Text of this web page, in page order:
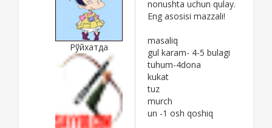
Рўйхатда
nonushta uchun qulay.
Eng asosisi mazzali!
masaliq
gul karam- 4-5 bulagi
tuhum-4dona
kukat
tuz
murch
un -1 osh qoshiq